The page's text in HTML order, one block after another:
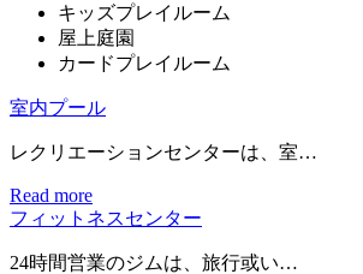
キッズプレイルーム
屋上庭園
カードプレイルーム
室内プール
レクリエーションセンターは、室…
Read more
フィットネスセンター
24時間営業のジムは、旅行或い…